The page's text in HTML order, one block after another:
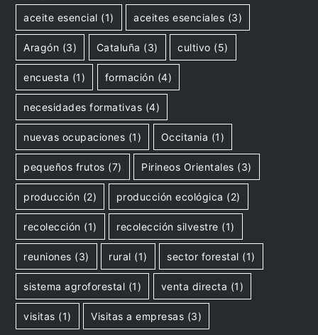
aceite esencial (1) aceites esenciales (3)
Aragón (3) Cataluña (3) cultivo (5)
encuesta (1) formación (4)
necesidades formativas (4)
nuevas ocupaciones (1) Occitania (1)
pequeños frutos (7) Pirineos Orientales (3)
producción (2) producción ecológica (2)
recolección (1) recolección silvestre (1)
reuniones (3) rural (1) sector forestal (1)
sistema agroforestal (1) venta directa (1)
visitas (1) Visitas a empresas (3)